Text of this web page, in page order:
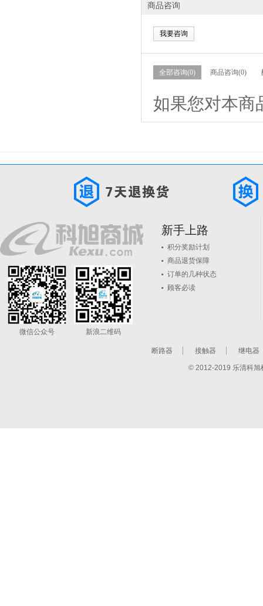
商品咨询
我要咨询
全部咨询(0) 商品咨询(0)
如果您对本商
微信公众号 新浪二维码
新手上路
积分奖励计划
商品退货保障
订单的几种状态
顾客必读
断路器 接触器 继电器
© 2012-2019 乐清科旭